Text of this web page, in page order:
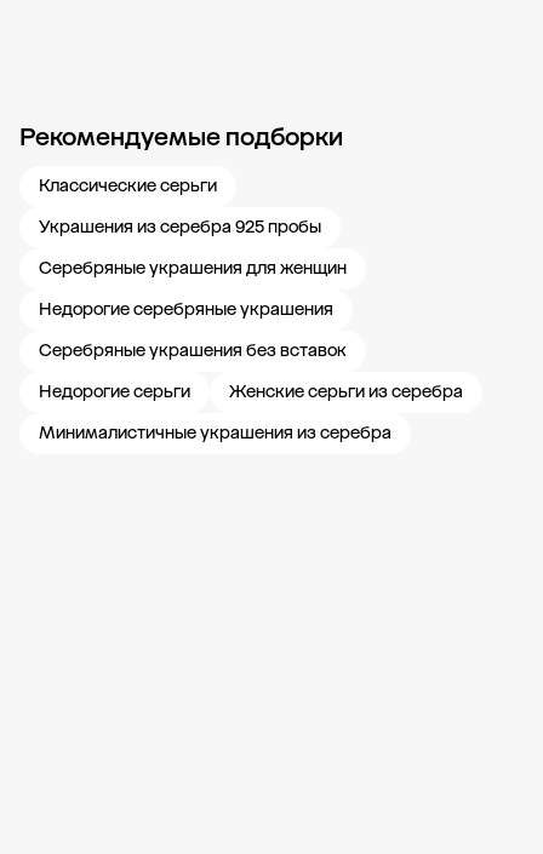
Рекомендуемые подборки
Классические серьги
Украшения из серебра 925 пробы
Серебряные украшения для женщин
Недорогие серебряные украшения
Серебряные украшения без вставок
Недорогие серьги
Женские серьги из серебра
Минималистичные украшения из серебра
Новости компании Журнал ЗОЛОТОЙ Блог